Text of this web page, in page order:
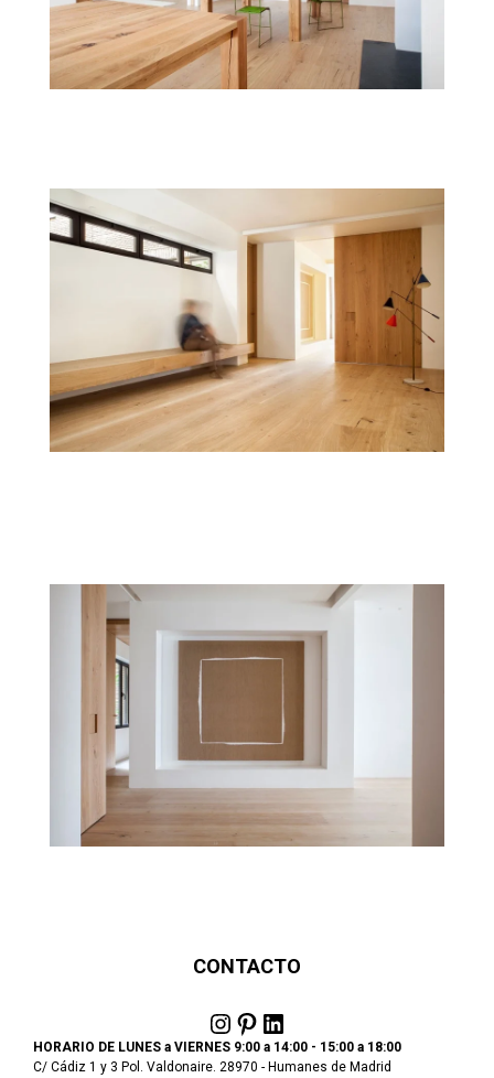
CONTACTO
Instagram Pinterest LinkedIn
HORARIO DE LUNES a VIERNES 9:00 a 14:00 - 15:00 a 18:00
C/ Cádiz 1 y 3 Pol. Valdonaire. 28970 - Humanes de Madrid